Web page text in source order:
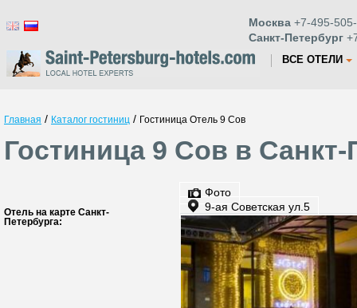
Москва +7-495-
Санкт-Петербург
ВСЕ ОТЕЛИ
Главная / Каталог гостиниц / Гостиница Отель 9 Сов
Гостиница 9 Сов в Санкт-
Отель на карте Санкт-
Петербурга:
Фото
9-ая Советская ул.5